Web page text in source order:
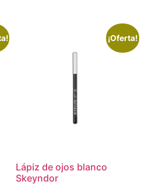
¡Oferta!
Lápiz de ojos blanco
Skeyndor